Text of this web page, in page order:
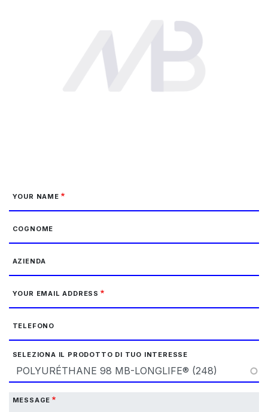
YOUR NAME
COGNOME
AZIENDA
YOUR EMAIL ADDRESS
TELEFONO
SELEZIONA IL PRODOTTO DI TUO INTERESSE
MESSAGE